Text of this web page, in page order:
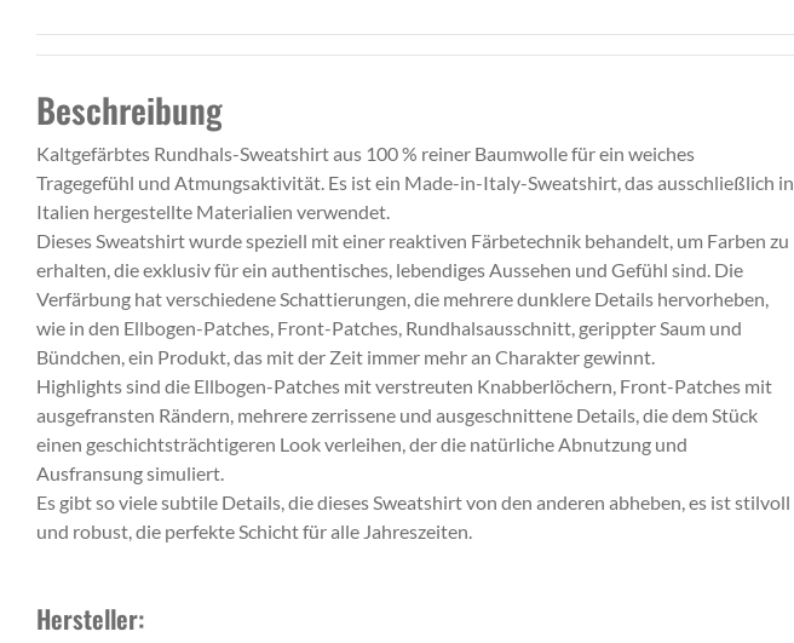
Beschreibung
Kaltgefärbtes Rundhals-Sweatshirt aus 100 % reiner Baumwolle für ein weiches
Tragegefühl und Atmungsaktivität. Es ist ein Made-in-Italy-Sweatshirt, das ausschließlich in
Italien hergestellte Materialien verwendet.
Dieses Sweatshirt wurde speziell mit einer reaktiven Färbetechnik behandelt, um Farben zu
erhalten, die exklusiv für ein authentisches, lebendiges Aussehen und Gefühl sind. Die
Verfärbung hat verschiedene Schattierungen, die mehrere dunklere Details hervorheben,
wie in den Ellbogen-Patches, Front-Patches, Rundhalsausschnitt, gerippter Saum und
Bündchen, ein Produkt, das mit der Zeit immer mehr an Charakter gewinnt.
Highlights sind die Ellbogen-Patches mit verstreuten Knabberlöchern, Front-Patches mit
ausgefransten Rändern, mehrere zerrissene und ausgeschnittene Details, die dem Stück
einen geschichtsträchtigeren Look verleihen, der die natürliche Abnutzung und
Ausfransung simuliert.
Es gibt so viele subtile Details, die dieses Sweatshirt von den anderen abheben, es ist stilvoll
und robust, die perfekte Schicht für alle Jahreszeiten.
Hersteller: